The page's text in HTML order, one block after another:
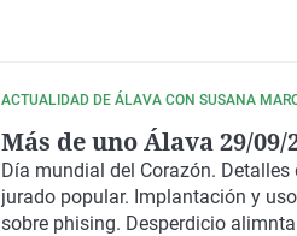
ACTUALIDAD DE ÁLAVA CON SUSANA
Más de uno Álava 29/09/
Día mundial del Corazón.
jurado popular. Implantación y
sobre phising. Desperdicio